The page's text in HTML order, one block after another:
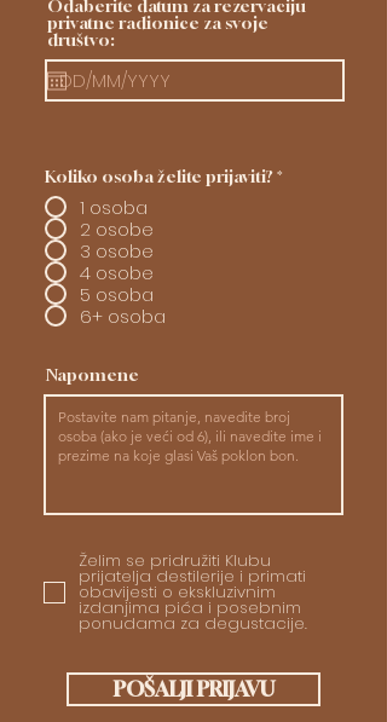
Odaberite datum za rezervaciju
privatne radionice za svoje
društvo:
Koliko osoba želite prijaviti?*
1 osoba
2 osobe
3 osobe
4 osobe
5 osoba
6+ osoba
Napomene
Želim se pridružiti Klubu
prijatelja destilerije i primati
obavijesti o ekskluzivnim
izdanjima pića i posebnim
ponudama za degustacije.
POŠALJI PRIJAVU